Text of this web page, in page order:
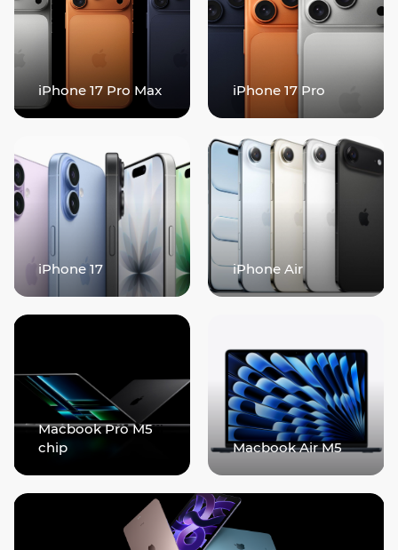
iPhone 17 Pro Max iPhone 17 Pro
iPhone 17 iPhone Air
Macbook Pro M5
chip
Macbook Air M5